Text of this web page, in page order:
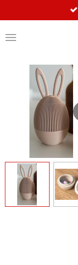
direct
naar